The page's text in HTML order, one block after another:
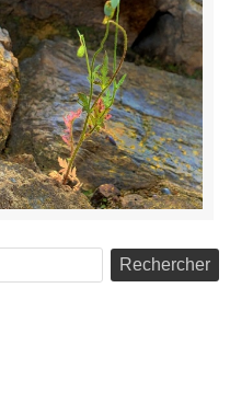
Rechercher